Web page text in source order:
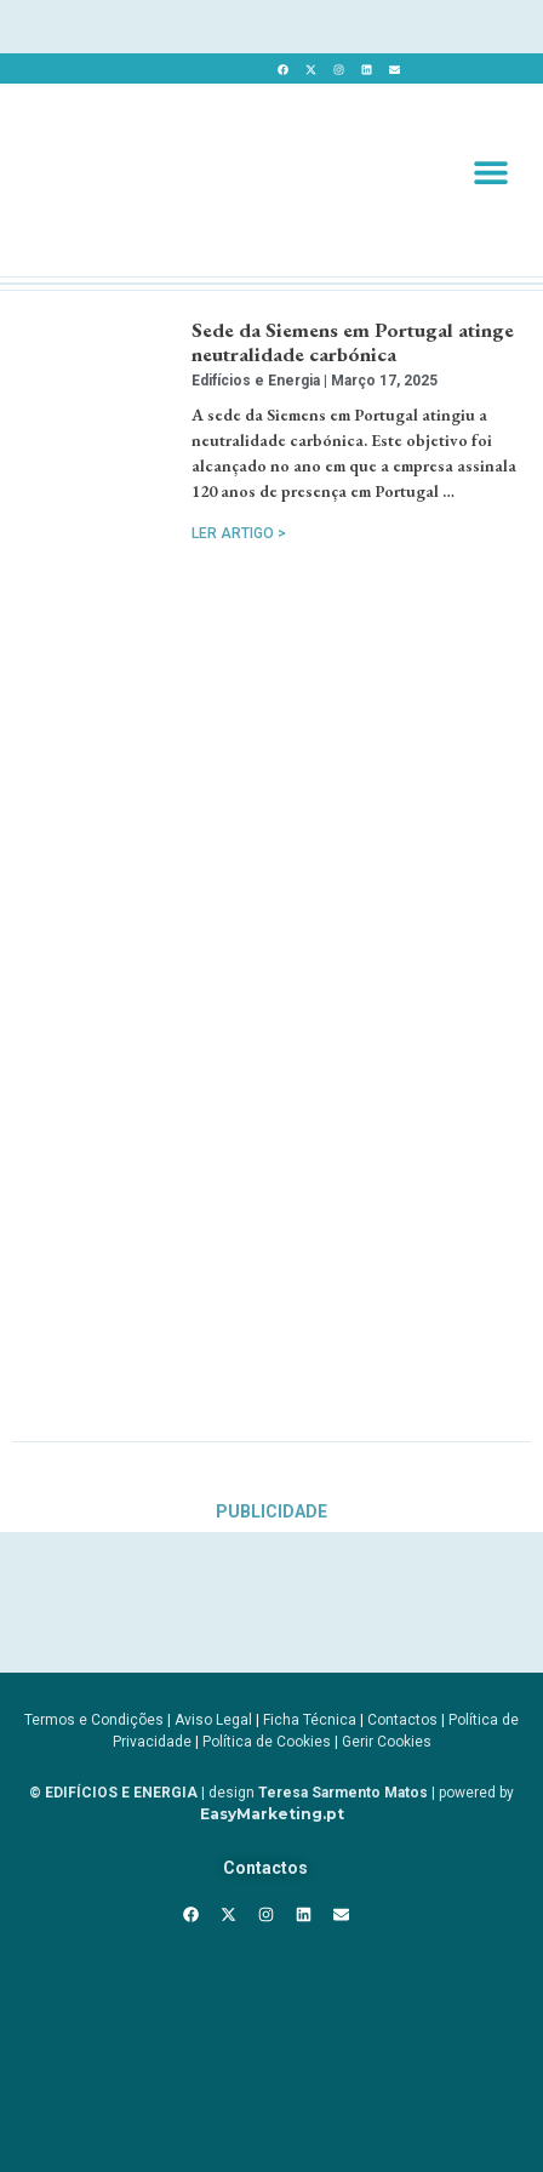
Sede da Siemens em Portugal atinge
neutralidade carbónica
Edifícios e Energia Março 17, 2025
A sede da Siemens em Portugal atingiu a
neutralidade carbónica. Este objetivo foi
alcançado no ano em que a empresa assinala
120 anos de presença em Portugal …
LER ARTIGO >
PUBLICIDADE
Termos e Condições | Aviso Legal | Ficha Técnica | Contactos | Política de
Privacidade| Política de Cookies | Gerir Cookies
© EDIFÍCIOS E ENERGIA | design Teresa Sarmento Matos | powered by
EasyMarketing.pt
Contactos